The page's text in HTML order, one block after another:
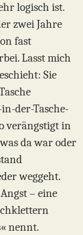
logisch ist.
zwei Jahre
fast
Lasst mich
Sie
der-Tasche-
verängstigt in
da war oder
weggeht.
– eine
nennt.